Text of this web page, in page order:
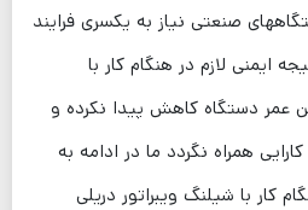
صنعتی نیاز به یکسری فرایند
ایمنی لازم در هنگام کار با
دستگاه کاهش پیدا نکرده و
همراه نگردد ما در ادامه به
کار با شیلنگ ویبراتور دریلی